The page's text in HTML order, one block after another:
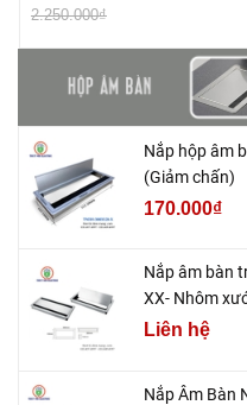
2.250.000₫
Nắp hộp âm
(Giảm chấn)
170.000₫
Nắp âm bàn
XX- Nhôm
Liên hệ
Nắp Âm Bàn